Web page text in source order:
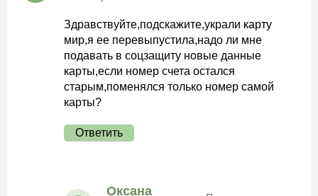
Здравствуйте,подскажите,украли карту
мир,я ее перевыпустила,надо ли мне
подавать в соцзащиту новые данные
карты,если номер счета остался
старым,поменялся только номер самой
карты?
Ответить
Оксана